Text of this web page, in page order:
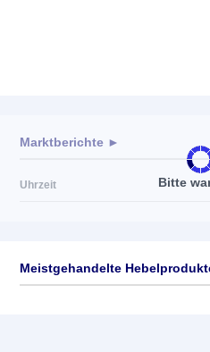
Bitte
Marktberichte ►
Uhrzeit
Meistgehandelte